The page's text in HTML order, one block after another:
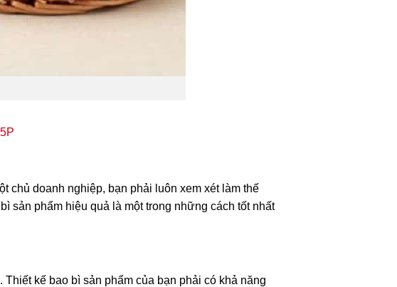
chủ doanh nghiệp, bạn phải luôn xem xét làm thế
sản phẩm hiệu quả là một trong những cách tốt nhất
. Thiết kế bao bì sản phẩm của bạn phải có khả năng